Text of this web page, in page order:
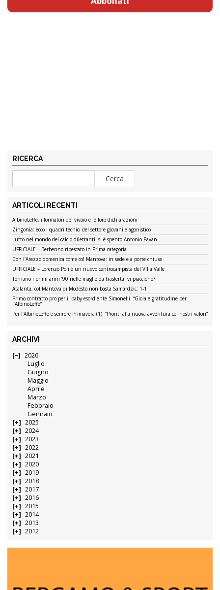
RICERCA
ARTICOLI RECENTI
AlbinoLeffe, i formatori del vivaio e le loro dichiarazioni
Zingonia: ecco i quadri tecnici del settore giovanile agonistico
Lutto nel mondo del calcio dilettanti: si è spento Antonio Pavan
UFFICIALE – Berbenno ripescato in Prima categoria
Con l’Arezzo domenica come col Mantova: in sede e a porte chiuse
UFFICIALE – Lorenzo Poli è un nuovo centrocampista del Villa Valle
Tornano i primi anni ’90 nelle maglie da trasferta: vi piacciono?
Atalanta, col Mantova di Modesto non basta Samardzic: 1-1
Primo contratto pro per il baby esordiente Simonelli: “Gioia e gratitudine per
l’AlbinoLeffe”
Per l’AlbinoLeffe è sempre Primavera (1): “Pronti alla nuova avventura coi nostri valori”
ARCHIVI
2026
Luglio
Giugno
Maggio
Aprile
Marzo
Febbraio
Gennaio
2025
2024
2023
2022
2021
2020
2019
2018
2017
2016
2015
2014
2013
2012